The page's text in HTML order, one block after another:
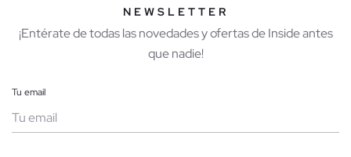
NEWSLETTER
¡Entérate de todas las novedades y ofertas de Inside antes
que nadie!
Tu email